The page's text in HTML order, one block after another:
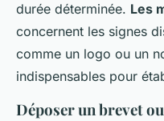
durée déterminée. Les
concernent les signes
comme un logo ou un
indispensables pour
Déposer un brevet